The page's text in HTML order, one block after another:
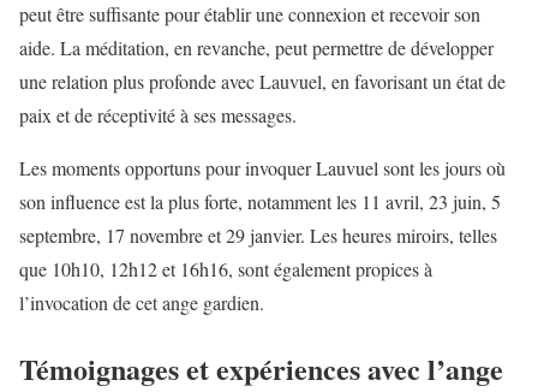
peut être suffisante pour établir une connexion et recevoir son
aide. La méditation, en revanche, peut permettre de développer
une relation plus profonde avec Lauvuel, en favorisant un état de
paix et de réceptivité à ses messages.
Les moments opportuns pour invoquer Lauvuel sont les jours où
son influence est la plus forte, notamment les 11 avril, 23 juin, 5
septembre, 17 novembre et 29 janvier. Les heures miroirs, telles
que 10h10, 12h12 et 16h16, sont également propices à
l’invocation de cet ange gardien.
Témoignages et expériences avec l’ange